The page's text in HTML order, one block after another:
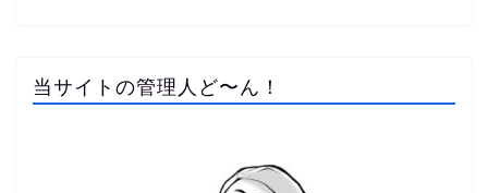
当サイトの管理人ど〜ん！